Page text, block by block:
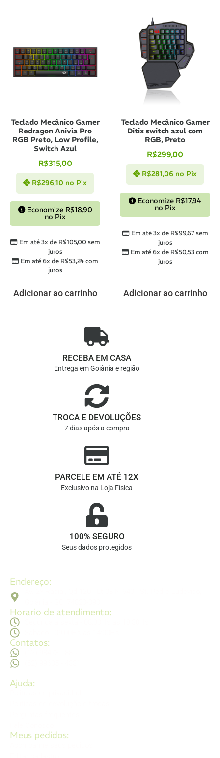
Teclado Mecânico Gamer
Redragon Anivia Pro
RGB Preto, Low Profile,
Switch Azul
R$315,00
Em até 3x de R$105,00 sem
juros
Em até 6x de R$53,24com
juros
R$296,10 no Pix
Economize R$18,90
no Pix
Adicionar ao carrinho
Teclado Mecânico Gamer
Ditix switch azul com
RGB, Preto
R$299,00
Em até 3x de R$99,67sem
juros
Em até 6x de R$50,53com
juros
R$281,06 no Pix
Economize R$17,94
no Pix
Adicionar ao carrinho
RECEBA EM CASA
Entrega em Goiânia e região
TROCA E DEVOLUÇÕES
7 dias após a compra
PARCELE EM ATÉ 12X
Exclusivo na Loja Física
100% SEGURO
Seus dados protegidos
Endereço:
Horario de atendimento:
Contatos:
Ajuda:
Meus pedidos: